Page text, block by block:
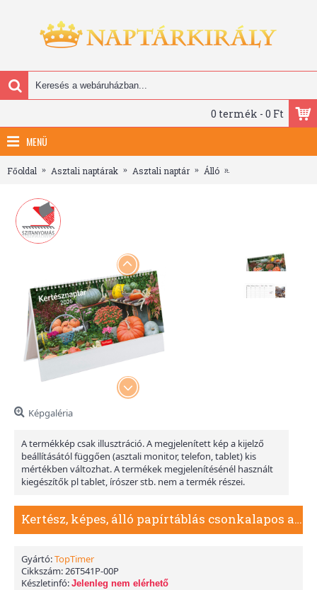
0 termék - 0 Ft
MENÜ
Főoldal Asztali naptárak Asztali naptár Álló
Képgaléria
A termékkép csak illusztráció. A megjelenített kép a kijelző
beállításától függően (asztali monitor, telefon, tablet) kis
mértékben változhat. A termékek megjelenítésénél használt
kiegészítők pl tablet, írószer stb. nem a termék részei.
Kertész, képes, álló papírtáblás csonkalapos asztali naptár T054, Fehér
Gyártó:TopTimer
Cikkszám:26T541P-00P
Készletinfó: Jelenleg nem elérhető